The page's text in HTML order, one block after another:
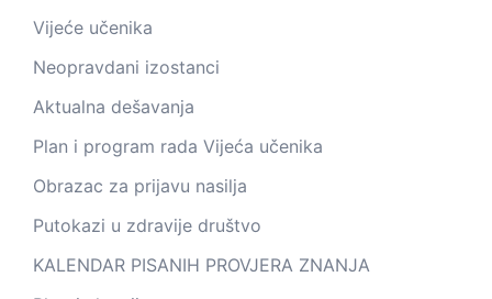
Vijeće učenika
Neopravdani izostanci
Aktualna dešavanja
Plan i program rada Vijeća učenika
Obrazac za prijavu nasilja
Putokazi u zdravije društvo
KALENDAR PISANIH PROVJERA ZNANJA